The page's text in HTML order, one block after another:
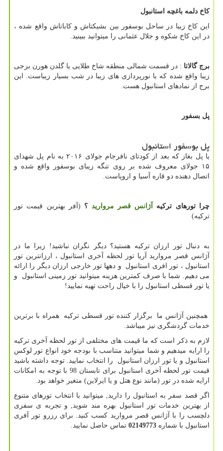
کاخ دلمه باغچه استانبول
این کاخ زیبا در ساحل بوسفور بین بشیکتاش و کاباتاش واقع شده ،
در این کاخ شکوه و جلال عثمانی را میتوانید ببینید.
برج گالاتا : در قسمت شمالی منطقه شاخ طلایی یا گلدن هورن برجی
زیبا واقع شده که با نورپردازی های زیبا در شب بسیار زیباست. این
برج از نمادهای استانبول هست.
پل بسفور
پل بوسفور استانبول
یا پل بغاز که بعد از کودتای نافرجام جولای ۲۰۱۶ به نام پل شهدای
۱۵ جولای معروف شده بر روی تنگه زیبای بوسفور واقع شده و
اتصال دهنده دو قاره آسیا و اروپاست.
چرا تورهای ترکیه آژانس قصر مروارید ؟ (آفر بهترین قیمت تور
ترکیه)
به دنبال تور ارزان ترکیه هستید؟ دیگر نگران نباشید! زیرا ما در
آژانس قصر مروارید آریا تور لحظه آخری استانبول ، ارزانترین تور
استانبول ، تور افری استانبول و دهها تور خارجی ارزان دیگر را ارائه
می دهیم. شما با صرف کمترین هزینه میتوانید تور زمینی استانبول و
یا تور قسطی استانبول را با خیال راحت تهیه نمایید!
همچنین آژانس ما برگزار کننده تور قسطی ترکیه همراه با برترین
خدمات گردشگری نیز میباشد.
لازم به ذکر است که ما قیمت های مختلفی از تور لحظه آخری ترکیه
را ارایه میدهیم و شما میتوانید متناسب با بودجه خود انواع تور لوکس
استانبول و یا تور ارزان استانبول را انتخاب نمایید. توجه داشته باشید
قیمت تور لحظه آخری استانبول برای تابستان 98 با توجه به امکانات
ارایه شده در تور (مانند نوع هتل و یا ایرلاین) متغیر خواهد بود.
اگر قصد سفر به استانبول را دارید, میتوانید با انتخاب تورهای متنوع
از بهترین خدمات تور استانبول بهره مند شوید, و تجربه ی سفری
دلچسب را با آژانس قصر مروارید کسب کنید. برای رزرو تور آفری
استانبول با شماره 02149773 تماس حاصل نمایید.